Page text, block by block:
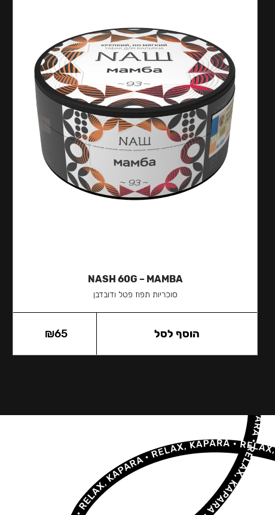
NASH 60G – MAMBA
סוכריות תפוז פטל ודובדבן
₪65 הוסף לסל